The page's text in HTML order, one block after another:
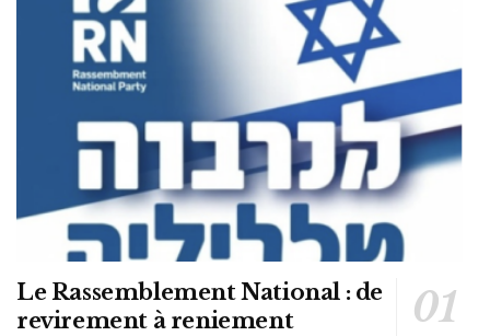
Le Rassemblement National : de
revirement à reniement